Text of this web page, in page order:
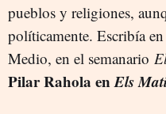
pueblos y religiones,
políticamente. Escribía
Medio, en el semanario
Pilar Rahola enEls